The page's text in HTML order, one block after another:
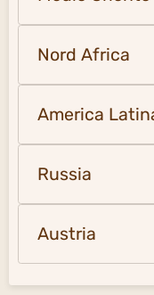
Nord Africa
America
Russia
Austria